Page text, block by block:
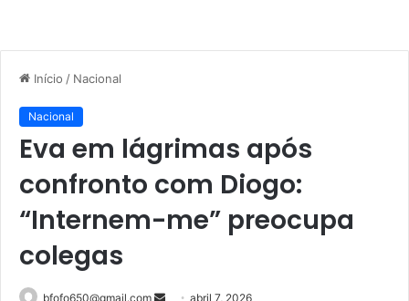
Início / Nacional
Nacional
Eva em lágrimas após
confronto com Diogo:
“Internem-me” preocupa
colegas
bfofo650@gmail.com
Mandeabril 7, 2026